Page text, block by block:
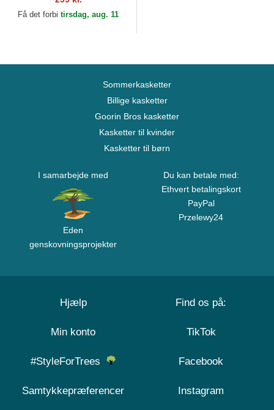
Få det forbi tirsdag, aug. 11
Sommerkasketter
Billige kasketter
Goorin Bros kasketter
Kasketter til kvinder
Kasketter til børn
I samarbejde med
Eden
genskovningsprojekter
Du kan betale med:
Ethvert betalingskort
PayPal
Przelewy24
Hjælp
Min konto
#StyleForTrees
Samtykkepræferencer
Find os på:
TikTok
Facebook
Instagram